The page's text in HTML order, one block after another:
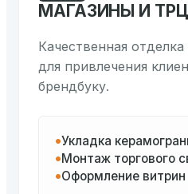
МАГАЗИНЫ И ТРЦ
Качественная
для привлечения
брендбуку.
Укладка
Монтаж торгового
Оформление витрин